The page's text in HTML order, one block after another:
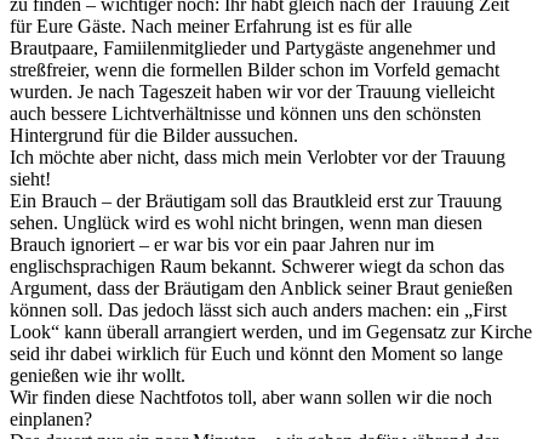
zu finden – wichtiger noch: Ihr habt gleich nach der Trauung Zeit
für Eure Gäste. Nach meiner Erfahrung ist es für alle
Brautpaare, Famiilenmitglieder und Partygäste angenehmer und
streßfreier, wenn die formellen Bilder schon im Vorfeld gemacht
wurden. Je nach Tageszeit haben wir vor der Trauung vielleicht
auch bessere Lichtverhältnisse und können uns den schönsten
Hintergrund für die Bilder aussuchen.
Ich möchte aber nicht, dass mich mein Verlobter vor der Trauung
sieht!
Ein Brauch – der Bräutigam soll das Brautkleid erst zur Trauung
sehen. Unglück wird es wohl nicht bringen, wenn man diesen
Brauch ignoriert – er war bis vor ein paar Jahren nur im
englischsprachigen Raum bekannt. Schwerer wiegt da schon das
Argument, dass der Bräutigam den Anblick seiner Braut genießen
können soll. Das jedoch lässt sich auch anders machen: ein „First
Look“ kann überall arrangiert werden, und im Gegensatz zur Kirche
seid ihr dabei wirklich für Euch und könnt den Moment so lange
genießen wie ihr wollt.
Wir finden diese Nachtfotos toll, aber wann sollen wir die noch
einplanen?